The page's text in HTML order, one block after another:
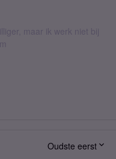
maar ik werk niet bij
Oudste eerst